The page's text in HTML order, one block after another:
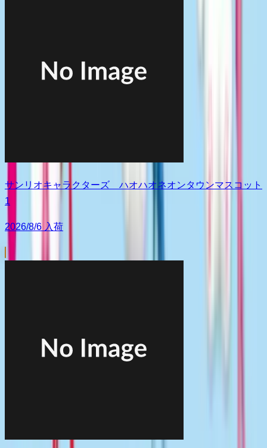
サンリオキャラクターズ ハオハオネオンタウンマスコット
1
2026/8/6 入荷